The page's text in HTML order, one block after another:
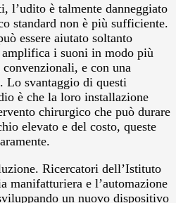
l’udito è talmente danneggiato
standard non è più sufficiente.
essere aiutato soltanto
i suoni in modo più
e con una
Lo svantaggio di questi
è che la loro installazione
chirurgico che può durare
elevato e del costo, queste
Ricercatori dell’Istituto
manifatturiera e l’automazione
un nuovo dispositivo